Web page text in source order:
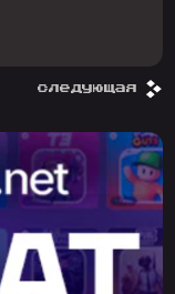
следующая